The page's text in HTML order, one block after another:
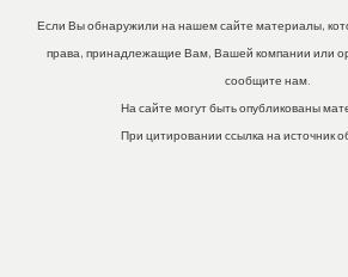
Если Вы обнаружили на нашем сайте материалы,
права, принадлежащие Вам, Вашей компании или
сообщите нам.
На сайте могут быть опубликованы
При цитировании ссылка на источник